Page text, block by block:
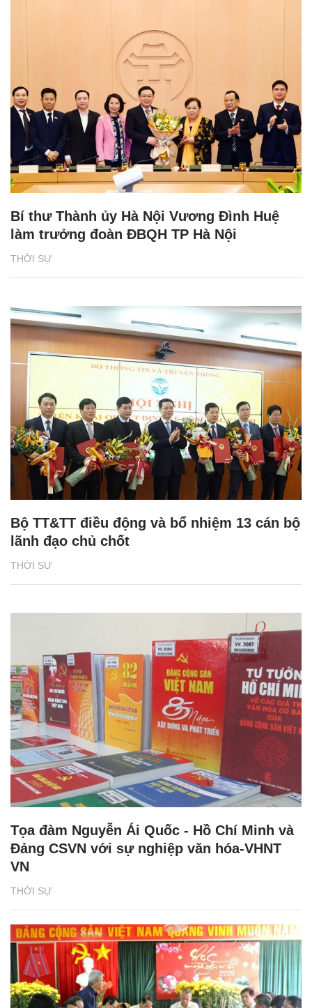
THỜI SỰ
Bí thư Thành ủy Hà Nội Vương Đình Huệ
làm trưởng đoàn ĐBQH TP Hà Nội
THỜI SỰ
Bộ TT&TT điều động và bổ nhiệm 13 cán bộ
lãnh đạo chủ chốt
THỜI SỰ
Tọa đàm Nguyễn Ái Quốc - Hồ Chí Minh và
Đảng CSVN với sự nghiệp văn hóa-VHNT
VN